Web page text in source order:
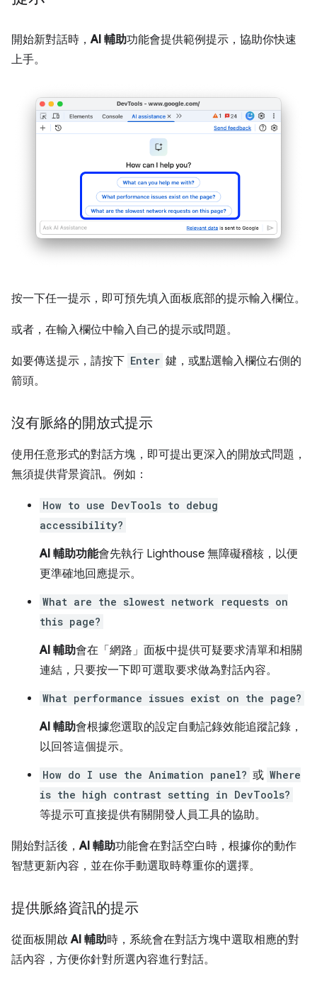
開始新對話時，AI 輔助功能會提供範例提示，協助你快速
上手。
按一下任一提示，即可預先填入面板底部的提示輸入欄位。
或者，在輸入欄位中輸入自己的提示或問題。
如要傳送提示，請按下 Enter 鍵，或點選輸入欄位右側的
箭頭。
沒有脈絡的開放式提示
使用任意形式的對話方塊，即可提出更深入的開放式問題，
無須提供背景資訊。例如：
How to use DevTools to debug
accessibility?
AI 輔助功能會先執行 Lighthouse 無障礙稽核，以便
更準確地回應提示。
What are the slowest network requests on
this page?
AI 輔助會在「網路」 面板中提供可疑要求清單和相關
連結，只要按一下即可選取要求做為對話內容。
What performance issues exist on the page?
AI 輔助會根據您選取的設定自動記錄效能追蹤記錄，
以回答這個提示。
How do I use the Animation panel? 或 Where
is the high contrast setting in DevTools?
等提示可直接提供有關開發人員工具的協助。
開始對話後，AI 輔助功能會在對話空白時，根據你的動作
智慧更新內容，並在你手動選取時尊重你的選擇。
提供脈絡資訊的提示
從面板開啟AI 輔助時，系統會在對話方塊中選取相應的對
話內容，方便你針對所選內容進行對話。